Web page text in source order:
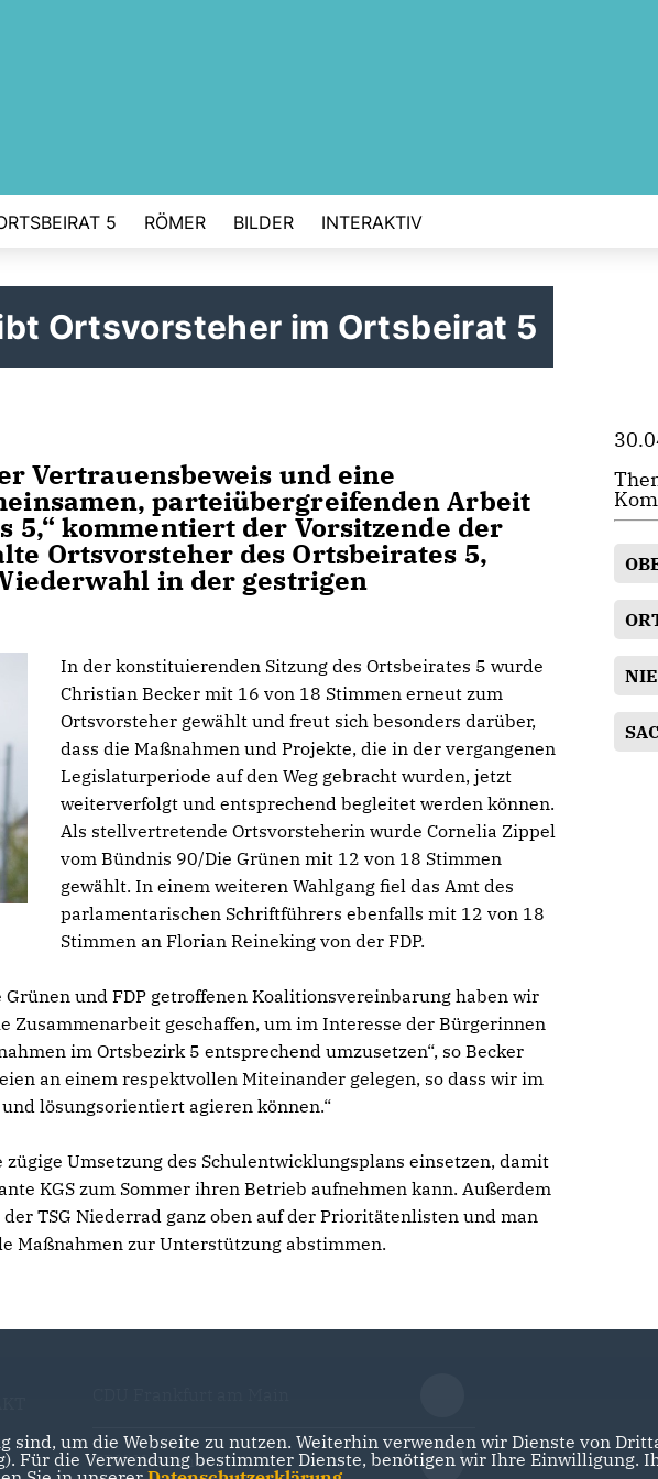
5 RÖMER BILDER INTERAKTIV
Ortsvorsteher im Ortsbeirat 5
Vertrauensbeweis und eine
parteiübergreifenden Arbeit
5,“ kommentiert der Vorsitzende der
Ortsvorsteher des Ortsbeirates 5,
in der gestrigen
In der konstituierenden Sitzung des Ortsbeirates 5 wurde
Christian Becker mit 16 von 18 Stimmen erneut zum
Ortsvorsteher gewählt und freut sich besonders darüber,
dass die Maßnahmen und Projekte, die in der vergangenen
Legislaturperiode auf den Weg gebracht wurden, jetzt
weiterverfolgt und entsprechend begleitet werden können.
Als stellvertretende Ortsvorsteherin wurde Cornelia Zippel
vom Bündnis 90/Die Grünen mit 12 von 18 Stimmen
gewählt. In einem weiteren Wahlgang fiel das Amt des
parlamentarischen Schriftführers ebenfalls mit 12 von 18
Stimmen an Florian Reineking von der FDP.
und FDP getroffenen Koalitionsvereinbarung haben wir
Zusammenarbeit geschaffen, um im Interesse der Bürgerinnen
im Ortsbezirk 5 entsprechend umzusetzen“, so Becker
an einem respektvollen Miteinander gelegen, so dass wir im
lösungsorientiert agieren können.“
Umsetzung des Schulentwicklungsplans einsetzen, damit
KGS zum Sommer ihren Betrieb aufnehmen kann. Außerdem
TSG Niederrad ganz oben auf der Prioritätenlisten und man
Maßnahmen zur Unterstützung abstimmen.
CDU Hessen
sind, um die Webseite zu nutzen. Weiterhin verwenden wir Dienste von
Für die Verwendung bestimmter Dienste, benötigen wir Ihre Einwilligung.